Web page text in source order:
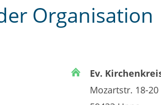
Organisation
Ev.
Mozartstr. 18-20